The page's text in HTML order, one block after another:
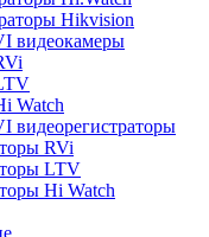
Hikvision
видеокамеры
Watch
RVi
LTV
Hi Watch